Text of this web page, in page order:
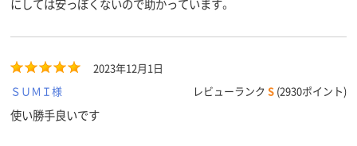
にしては安っぽくないので助かっています。
2023年12月1日
ＳＵＭＩ様
レビューランク S (2930ポイント)
使い勝手良いです